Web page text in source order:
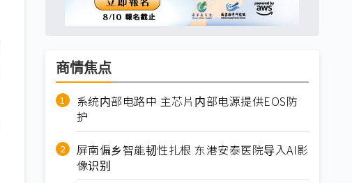
商情焦点
系统内部电路中 主芯片内部电源提供EOS防
护
屏南偏乡智能韧性扎根 东港安泰医院导入AI影
像识别